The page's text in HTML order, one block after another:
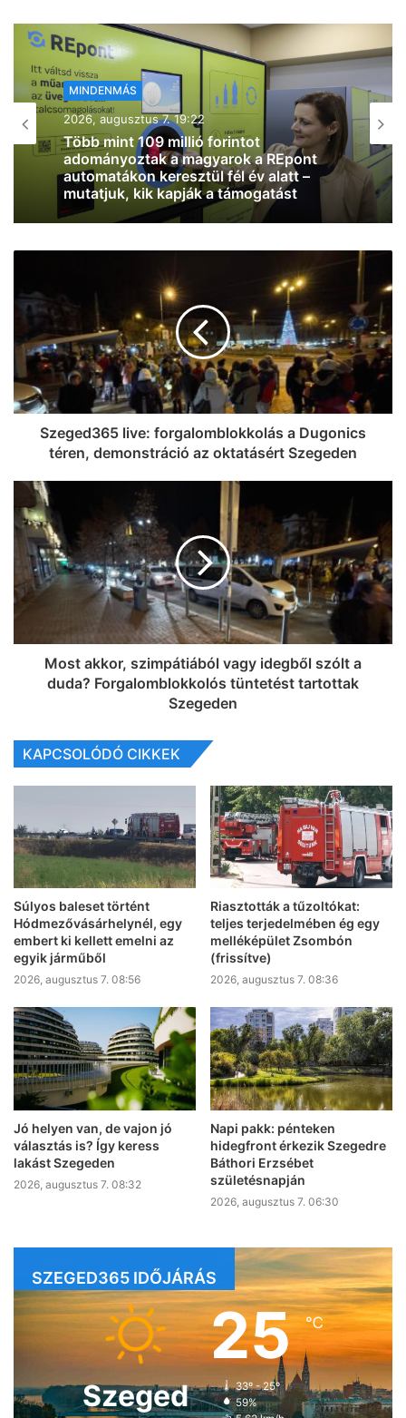
MINDENMÁS
2026, augusztus 7. 18:01
Szombatra tényleg mérséklődik a
hőmérséklet, már “csak” 32 fok lesz
Szegeden
Szeged365 live: forgalomblokkolás a Dugonics
téren, demonstráció az oktatásért Szegeden
Most akkor, szimpátiából vagy idegből szólt a
duda? Forgalomblokkolós tüntetést tartottak
Szegeden
KAPCSOLÓDÓ CIKKEK
Súlyos baleset történt
Hódmezővásárhelynél, egy
embert ki kellett emelni az
egyik járműből
2026, augusztus 7. 08:56
Riasztották a tűzoltókat:
teljes terjedelmében ég egy
melléképület Zsombón
(frissítve)
2026, augusztus 7. 08:36
Jó helyen van, de vajon jó
választás is? Így keress
lakást Szegeden
2026, augusztus 7. 08:32
Napi pakk: pénteken
hidegfront érkezik Szegedre
Báthori Erzsébet
születésnapján
2026, augusztus 7. 06:30
SZEGED365 IDŐJÁRÁS
Szeged
25℃
33º - 25º
59%